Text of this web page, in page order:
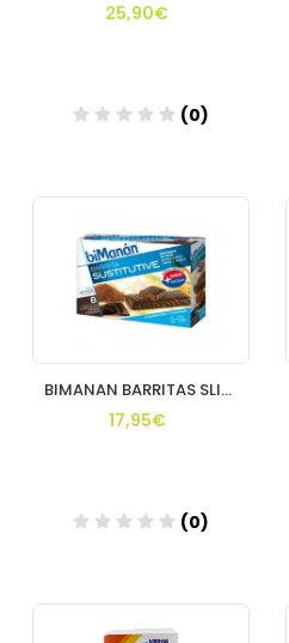
25,90€
(0)
BIMANAN BARRITAS SLIM CHOCOLATE FONDANT 10 U
17,95€
(0)